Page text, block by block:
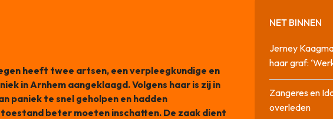
heeft twee artsen, een verpleegkundige en
in Arnhem aangeklaagd. Volgens haar is zij in
paniek te snel geholpen en hadden
beter moeten inschatten. De zaak dient
NET BINNEN
Jerney
haar graf:
Zangeres en
overleden